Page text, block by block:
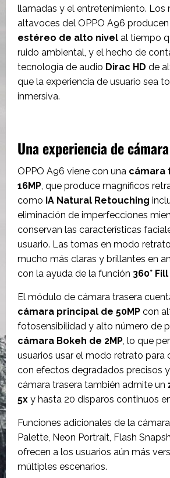
llamadas y el entretenimiento. Los
altavoces del OPPO A96 producen
estéreo de alto nivel al tiempo
ruido ambiental, y el hecho de
tecnología de audio Dirac HD de
que la experiencia de usuario sea
inmersiva.
Una experiencia de
OPPO A96 viene con una cámara
16MP, que produce magníficos
como IA Natural Retouching
eliminación de imperfecciones
conservan las características
usuario. Las tomas en modo
mucho más claras y brillantes en
con la ayuda de la función 360°
El módulo de cámara trasera
cámara principal de 50MP con
fotosensibilidad y alto número de
cámara Bokeh de 2MP, lo que
usuarios usar el modo retrato para
con efectos degradados precisos
cámara trasera también admite un
5x y hasta 20 disparos continuos
Funciones adicionales de la
Palette, Neon Portrait, Flash
ofrecen a los usuarios aún más
múltiples escenarios.